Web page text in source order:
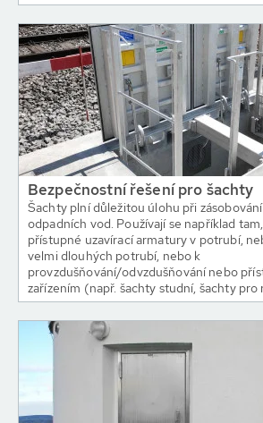
Bezpečnostní řešení pro šachty
Šachty plní důležitou úlohu při
odpadních vod. Používají se například
přístupné uzavírací armatury v potrubí,
velmi dlouhých potrubí, nebo k
provzdušňování/odvzdušňování nebo
zařízením (např. šachty studní, šachty